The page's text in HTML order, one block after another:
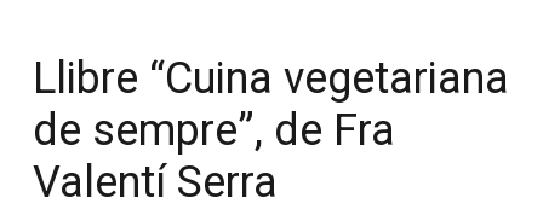
Llibre “Cuina vegetariana
de sempre”, de Fra
Valentí Serra